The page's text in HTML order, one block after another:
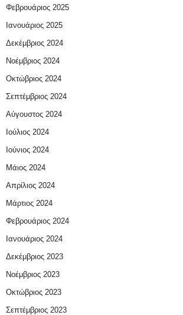
Φεβρουάριος 2025
Ιανουάριος 2025
Δεκέμβριος 2024
Νοέμβριος 2024
Οκτώβριος 2024
Σεπτέμβριος 2024
Αύγουστος 2024
Ιούλιος 2024
Ιούνιος 2024
Μάιος 2024
Απρίλιος 2024
Μάρτιος 2024
Φεβρουάριος 2024
Ιανουάριος 2024
Δεκέμβριος 2023
Νοέμβριος 2023
Οκτώβριος 2023
Σεπτέμβριος 2023